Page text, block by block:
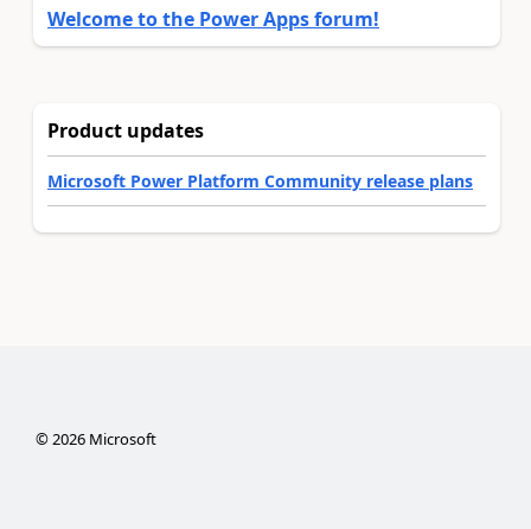
Welcome to the Power Apps forum!
Product updates
Microsoft Power Platform Community release plans
©2026Microsoft